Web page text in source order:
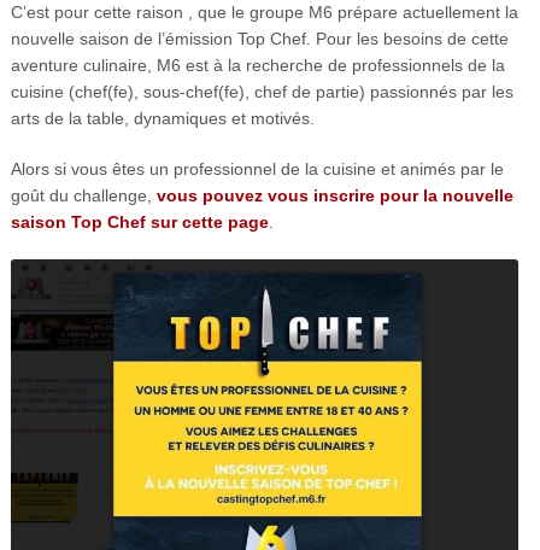
C’est pour cette raison , que le groupe M6 prépare actuellement la
nouvelle saison de l’émission Top Chef. Pour les besoins de cette
aventure culinaire, M6 est à la recherche de professionnels de la
cuisine (chef(fe), sous-chef(fe), chef de partie) passionnés par les
arts de la table, dynamiques et motivés.
Alors si vous êtes un professionnel de la cuisine et animés par le
goût du challenge, vous pouvez vous inscrire pour la nouvelle
saison Top Chef sur cette page.